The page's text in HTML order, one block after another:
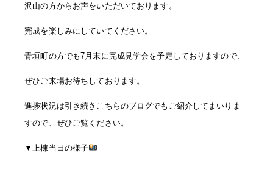
沢山の方からお声をいただいております。
完成を楽しみにしていてください。
青垣町の方でも7月末に完成見学会を予定しておりますので、
ぜひご来場お待ちしております。
進捗状況は引き続きこちらのブログでもご紹介してまいりま
すので、ぜひご覧ください。
▼上棟当日の様子